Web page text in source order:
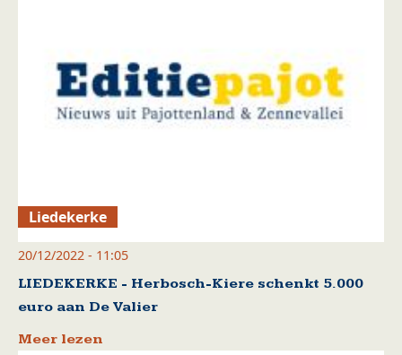
Liedekerke
20/12/2022 - 11:05
LIEDEKERKE - Herbosch-Kiere schenkt 5.000
euro aan De Valier
Meer lezen